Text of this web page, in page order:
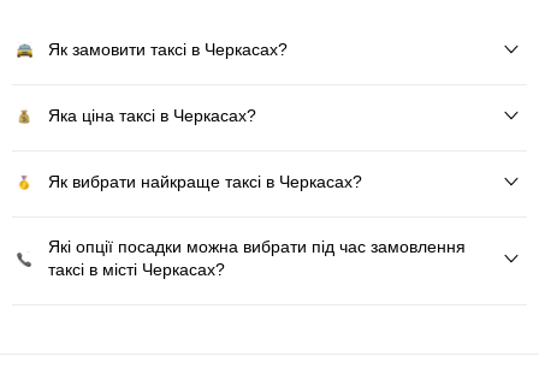
Як замовити таксі в Черкасах?
Яка ціна таксі в Черкасах?
Як вибрати найкраще таксі в Черкасах?
Які опції посадки можна вибрати під час замовлення
таксі в місті Черкасах?